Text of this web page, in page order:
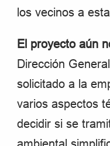
los vecinos a
El proyecto aún
Dirección
solicitado a la
varios aspectos
decidir si se